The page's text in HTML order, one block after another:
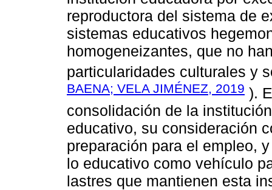
reproductora del sistema de
sistemas educativos
homogeneizantes, que no
particularidades culturales y
BAENA; VELA JIMÉNEZ, 2019 ).
consolidación de la
educativo, su consideración
preparación para el empleo,
lo educativo como vehículo
lastres que mantienen esta